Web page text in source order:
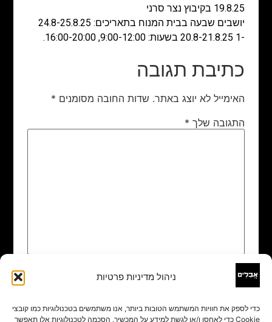
ניהול מדיניות פרטיות
כדי לספק את חוויות המשתמש הטובות ביותר, אנו משתמשים בטכנולוגיות כמו קובצי
Cookie כדי לאחסן ו/או לגשת למידע על המכשיר. הסכמה לטכנולוגיות אלו תאפשר
19.8.25 בקיבוץ נצר סרני
יושבים שבעה בבית המנוח בתאריכים: 24.8-25.8.25
-1 20.8-21.8.25 בשעות: 9:00-12:00, 16:00-20:00.
כתיבת תגובה
האימייל לא יוצג באתר. שדות החובה מסומנים *
התגובה שלך *
שם